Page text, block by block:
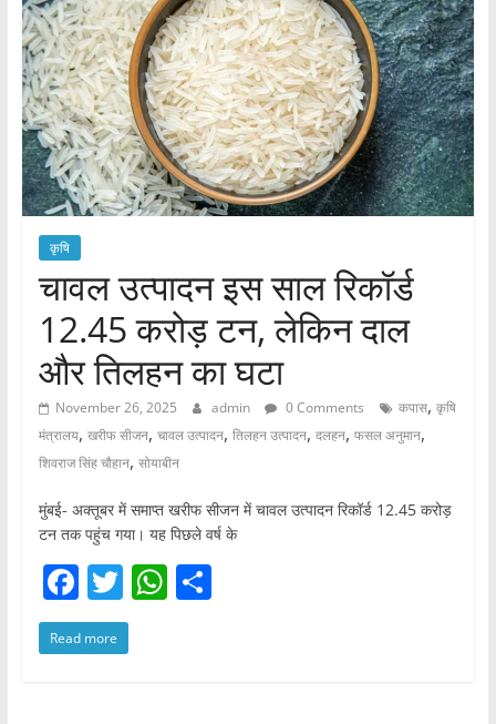
कृषि
चावल उत्पादन इस साल रिकॉर्ड
12.45 करोड़ टन, लेकिन दाल
और तिलहन का घटा
November 26, 2025 admin 0 Comments कपास, कृषि
मंत्रालय, खरीफ सीजन, चावल उत्पादन, तिलहन उत्पादन, दलहन, फसल अनुमान,
शिवराज सिंह चौहान, सोयाबीन
मुंबई- अक्तूबर में समाप्त खरीफ सीजन में चावल उत्पादन रिकॉर्ड 12.45 करोड़
टन तक पहुंच गया। यह पिछले वर्ष के
F
a
c
T
w
itt
W S
Read more